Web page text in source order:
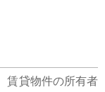
賃貸物件の所有者